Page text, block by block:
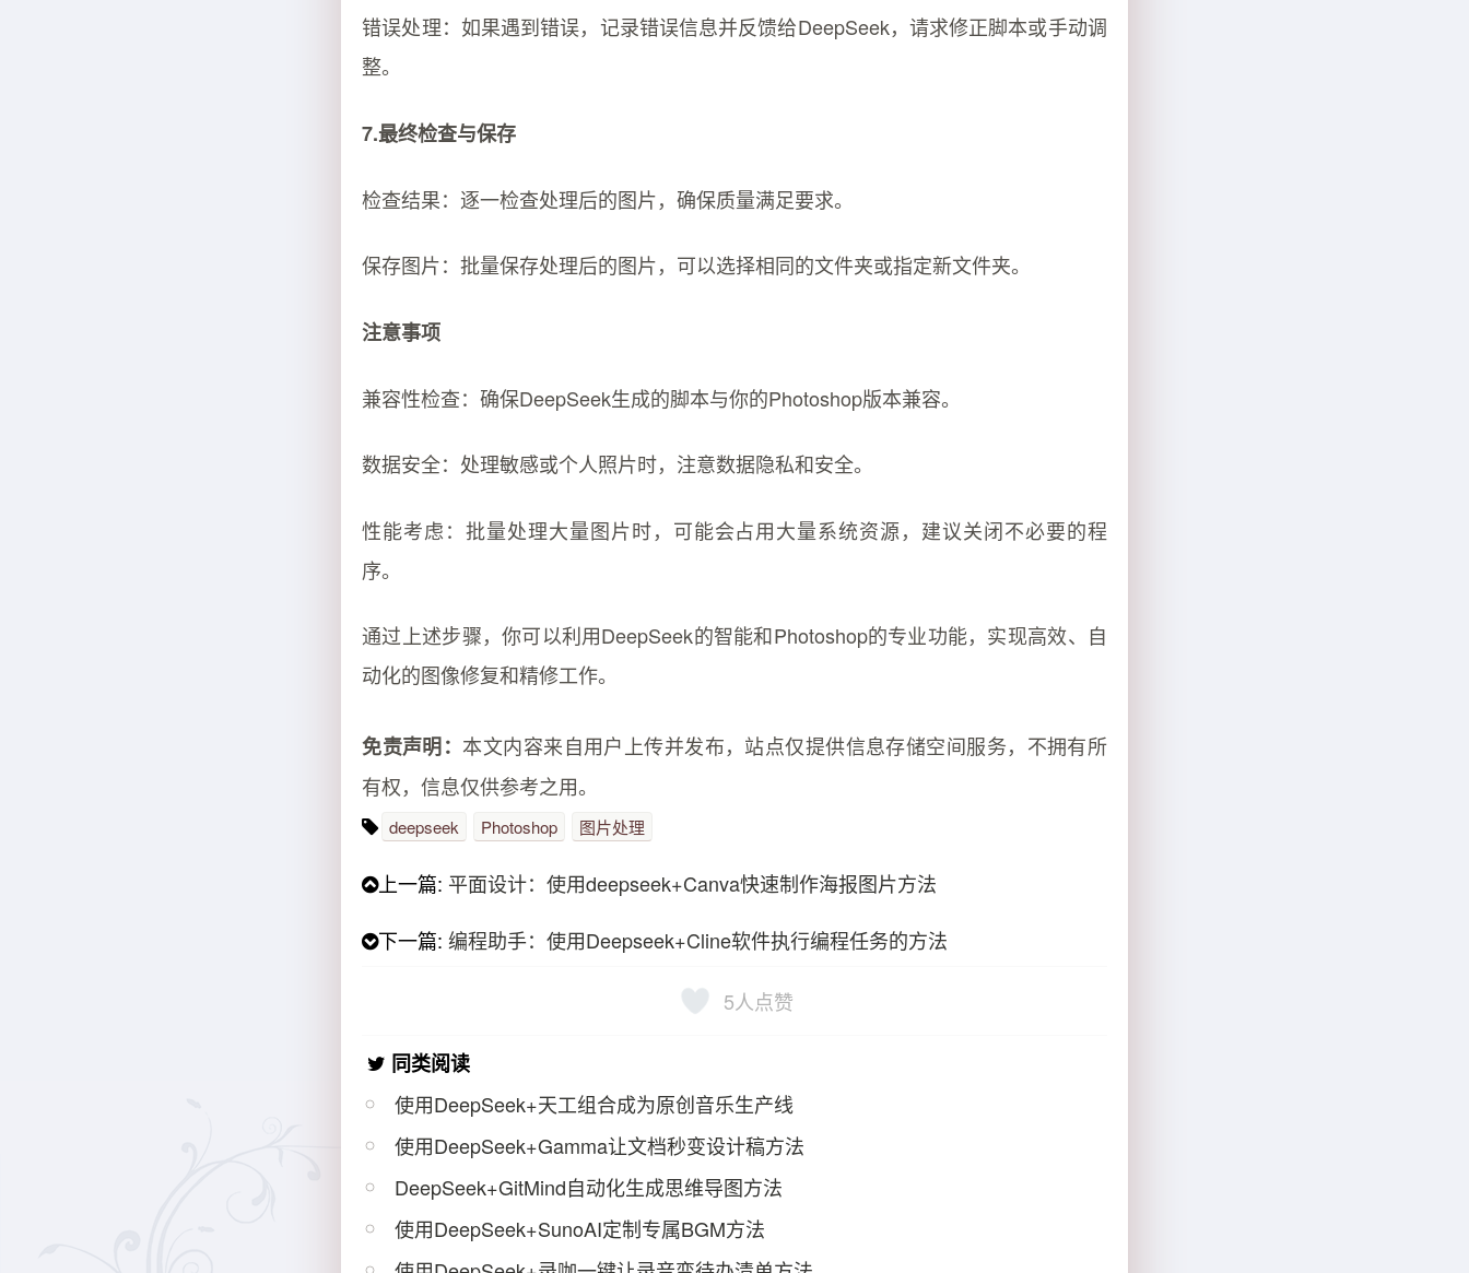
错误处理：如果遇到错误，记录错误信息并反馈给DeepSeek，请求修正脚本或手动调
整。
7.最终检查与保存
检查结果：逐一检查处理后的图片，确保质量满足要求。
保存图片：批量保存处理后的图片，可以选择相同的文件夹或指定新文件夹。
注意事项
兼容性检查：确保DeepSeek生成的脚本与你的Photoshop版本兼容。
数据安全：处理敏感或个人照片时，注意数据隐私和安全。
性能考虑：批量处理大量图片时，可能会占用大量系统资源，建议关闭不必要的程
序。
通过上述步骤，你可以利用DeepSeek的智能和Photoshop的专业功能，实现高效、自
动化的图像修复和精修工作。
免责声明： 本文内容来自用户上传并发布，站点仅提供信息存储空间服务，不拥有所
有权，信息仅供参考之用。
deepseek Photoshop 图片处理
上一篇: 平面设计：使用deepseek+Canva快速制作海报图片方法
下一篇:编程助手：使用Deepseek+Cline软件执行编程任务的方法
5人点赞
同类阅读
使用DeepSeek+天工组合成为原创音乐生产线
使用DeepSeek+Gamma让文档秒变设计稿方法
DeepSeek+GitMind自动化生成思维导图方法
使用DeepSeek+SunoAI定制专属BGM方法